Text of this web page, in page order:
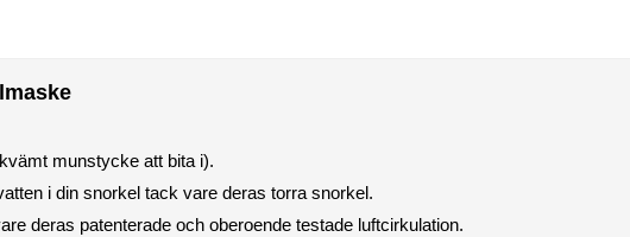
munstycke att bita i).
i din snorkel tack vare deras torra snorkel.
deras patenterade och oberoende testade luftcirkulation.